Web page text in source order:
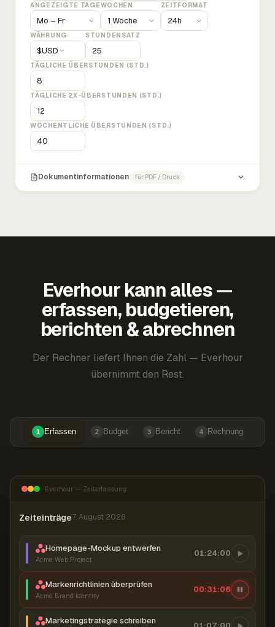
ANGEZEIGTE TAGEWOCHEN ZEITFORMAT
WÄHRUNG
$USD
STUNDENSATZ
TÄGLICHE ÜBERSTUNDEN (STD.)
TÄGLICHE 2X-ÜBERSTUNDEN (STD.)
WÖCHENTLICHE ÜBERSTUNDEN (STD.)
Dokumentinformationen für PDF / Druck
Everhour kann alles —
erfassen, budgetieren,
berichten & abrechnen
Der Rechner liefert Ihnen die Zahl — Everhour
übernimmt den Rest.
1 Erfassen 2 Budget 3 Bericht 4 Rechnung
Everhour — Zeiterfassung
Zeiteinträge7. August 2026
Homepage-Mockup entwerfen
Acme Web Project
01:24:00
Markenrichtlinien überprüfen
Acme Brand Identity
00:31:07
Marketingstrategie schreiben